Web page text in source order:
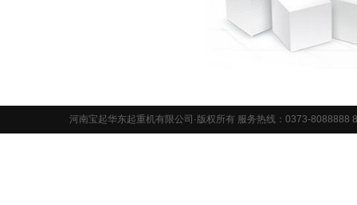
河南宝起华东起重机有限公司·版权所有 服务热线：0373-8088888